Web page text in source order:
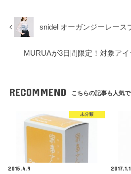
snidel オーガンジーレース
MURUAが3日間限定！対象アイ
RECOMMEND こちらの記事も人気で
未分類
2015.4.9